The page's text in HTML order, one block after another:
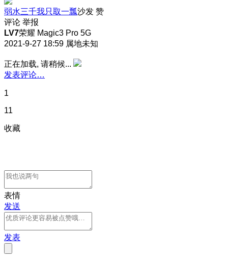
弱水三千我只取一瓢沙发 赞
评论 举报
LV7荣耀 Magic3 Pro 5G
2021-9-27 18:59 属地未知
正在加载, 请稍候...
发表评论…
1
11
收藏
表情
发送
发表